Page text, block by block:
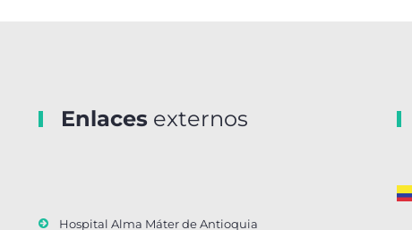
Enlaces externos
Hospital Alma Máter de Antioquia